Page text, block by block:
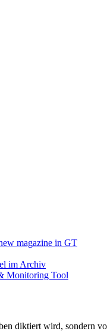
magazine in GT
im Archiv
diktiert wird, sondern